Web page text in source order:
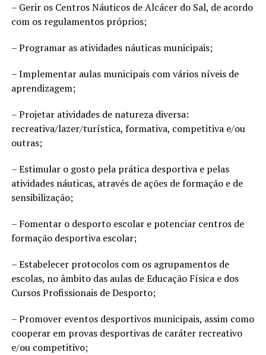
– Gerir os Centros Náuticos de Alcácer do Sal, de acordo
com os regulamentos próprios;
– Programar as atividades náuticas municipais;
– Implementar aulas municipais com vários níveis de
aprendizagem;
– Projetar atividades de natureza diversa:
recreativa/lazer/turística, formativa, competitiva e/ou
outras;
– Estimular o gosto pela prática desportiva e pelas
atividades náuticas, através de ações de formação e de
sensibilização;
– Fomentar o desporto escolar e potenciar centros de
formação desportiva escolar;
– Estabelecer protocolos com os agrupamentos de
escolas, no âmbito das aulas de Educação Física e dos
Cursos Profissionais de Desporto;
– Promover eventos desportivos municipais, assim como
cooperar em provas desportivas de caráter recreativo
e/ou competitivo;